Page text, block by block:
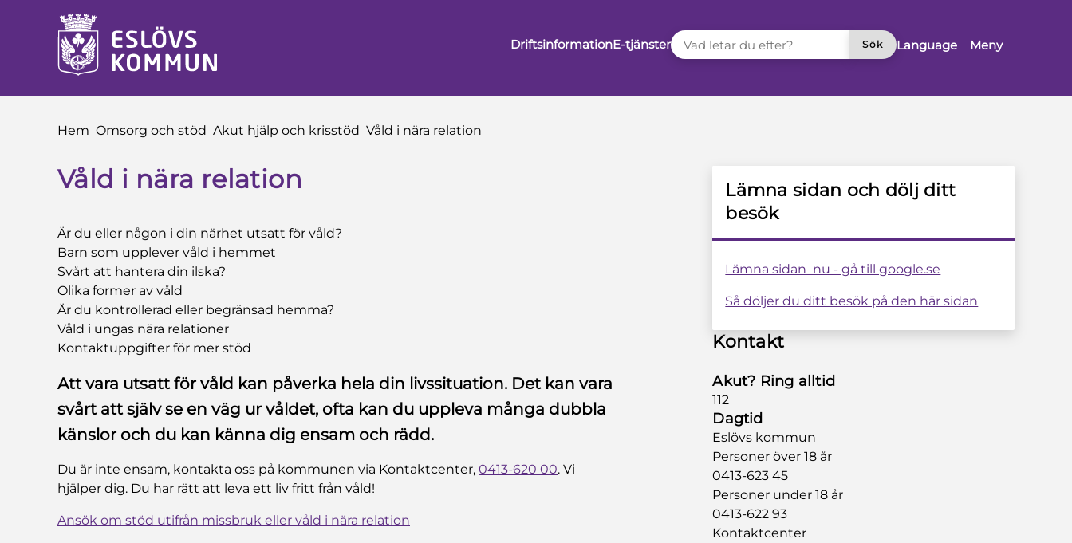
till innehåll
till sidomeny
DriftsinformationE-tjänster
VAD LETAR DU EFTER?
Sök
Language Meny
Du är här:
Hem Omsorg och stöd Akut hjälp och krisstöd Våld i nära relation
Våld i nära relation
Är du eller någon i din närhet utsatt för våld?
Barn som upplever våld i hemmet
Svårt att hantera din ilska?
Olika former av våld
Är du kontrollerad eller begränsad hemma?
Våld i ungas nära relationer
Kontaktuppgifter för mer stöd
Att vara utsatt för våld kan påverka hela din livssituation. Det kan vara
svårt att själv se en väg ur våldet, ofta kan du uppleva många dubbla
känslor och du kan känna dig ensam och rädd.
Du är inte ensam, kontakta oss på kommunen via Kontaktcenter, 0413-620 00. Vi
hjälper dig. Du har rätt att leva ett liv fritt från våld!
Ansök om stöd utifrån missbruk eller våld i nära relation
Lämna sidan och dölj ditt
besök
Lämna sidan nu - gå till google.se
Så döljer du ditt besök på den här sidan
Kontakt
Akut? Ring alltid
112
Dagtid
Eslövs kommun
Personer över 18 år
0413-623 45
Personer under 18 år
0413-622 93
Kontaktcenter